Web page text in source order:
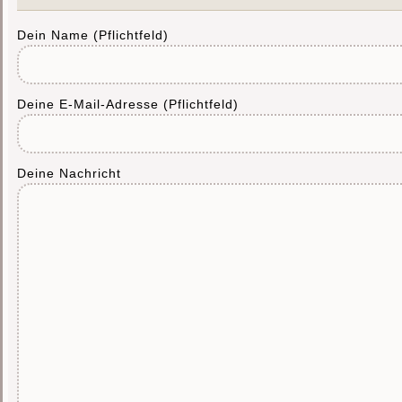
Dein Name (Pflichtfeld)
Deine E-Mail-Adresse (Pflichtfeld)
Deine Nachricht